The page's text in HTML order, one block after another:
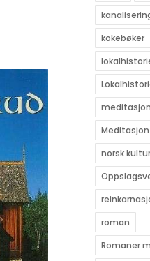
kokebøker
meditasjon
norsk
roman
Romaner